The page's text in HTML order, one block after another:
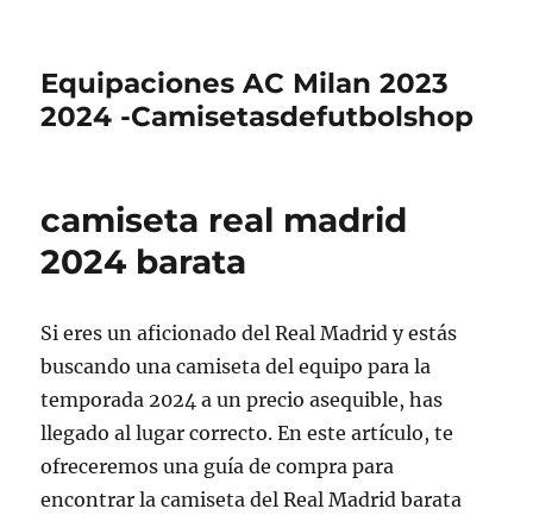
Equipaciones AC Milan 2023
2024 -Camisetasdefutbolshop
camiseta real madrid
2024 barata
Si eres un aficionado del Real Madrid y estás
buscando una camiseta del equipo para la
temporada 2024 a un precio asequible, has
llegado al lugar correcto. En este artículo, te
ofreceremos una guía de compra para
encontrar la camiseta del Real Madrid barata